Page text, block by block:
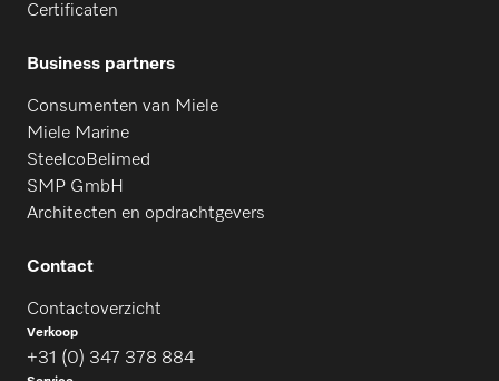
Certificaten
Business partners
Consumenten van Miele
Miele Marine
SteelcoBelimed
SMP GmbH
Architecten en opdrachtgevers
Contact
Contactoverzicht
Verkoop
+31 (0) 347 378 884